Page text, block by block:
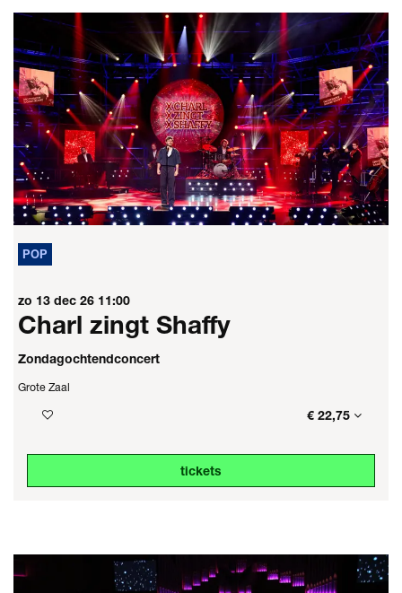
POP
Charl zingt Shaffy
Zondagochtendconcert
zo 13 dec 26 11:00
Grote Zaal
€ 22,75
tickets